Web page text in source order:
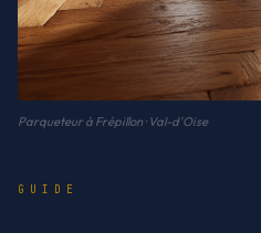
Parqueteur à Frépillon · Val-d'Oise
GUIDE